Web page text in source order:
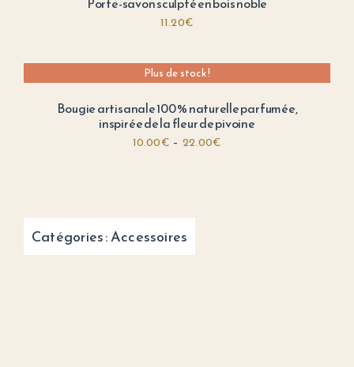
11.20€
Plus de stock !
Bougie artisanale 100 % naturelle parfumée,
inspirée de la fleur de pivoine
10.00€ – 22.00€
Catégories :Accessoires